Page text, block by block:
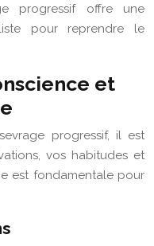
progressif offre une
pour reprendre le
et
progressif, il est
vos habitudes et
est fondamentale pour